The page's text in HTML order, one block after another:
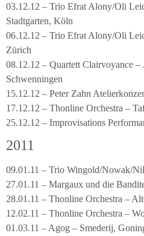
03.12.12 – Trio Efrat Alony/Oli
Stadtgarten, Köln
06.12.12 – Trio Efrat Alony/Oli
Zürich
08.12.12 – Quartett Clairvoyance
Schwenningen
15.12.12 – Peter Zahn
17.12.12 – Thonline Orchestra –
25.12.12 – Improvisations
2011
09.01.11 – Trio Wingold/Nowak/
27.01.11 – Margaux und die
28.01.11 – Thonline Orchestra –
12.02.11 – Thonline Orchestra –
01.03.11 – Agog – Smederij,